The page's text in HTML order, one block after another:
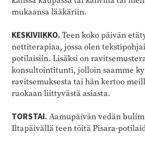
mukaansa lääkäriin.
KESKIVIIKKO.Teen koko päivän
nettiterapiaa, jossa olen
potilaisiin. Lisäksi on
konsultointitunti, jolloin saamme
ravitsemuksesta tai hän kertoo
ruokaan liittyvästä asiasta.
TORSTAI. Aamupäivän vedän
Iltapäivällä teen töitä Pisara-